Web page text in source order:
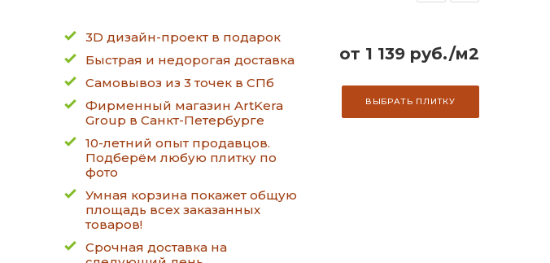
3D дизайн-проект в подарок
Быстрая и недорогая доставка
Самовывоз из 3 точек в СПб
Фирменный магазин ArtKera
Group в Санкт-Петербурге
10-летний опыт продавцов.
Подберём любую плитку по
фото
Умная корзина покажет общую
площадь всех заказанных
товаров!
Срочная доставка на
от 1 139 руб./м2
ВЫБРАТЬ ПЛИТКУ